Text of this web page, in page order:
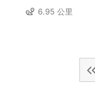
6.95 公里